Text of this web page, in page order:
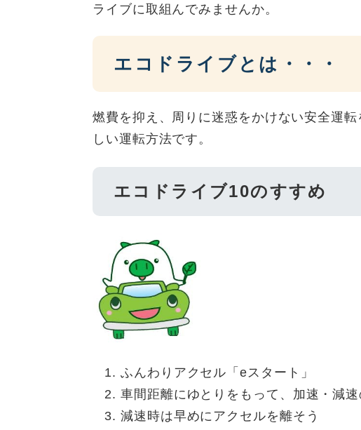
ライブに取組んでみませんか。
エコドライブとは・・・
燃費を抑え、周りに迷惑をかけない安全運
しい運転方法です。
エコドライブ10のすすめ
ふんわりアクセル「eスタート」
車間距離にゆとりをもって、加速・減
減速時は早めにアクセルを離そう